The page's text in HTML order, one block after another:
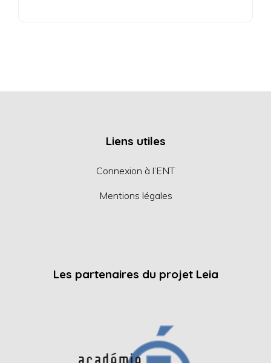
Liens utiles
Connexion à l’ENT
Mentions légales
Les partenaires du projet Leia